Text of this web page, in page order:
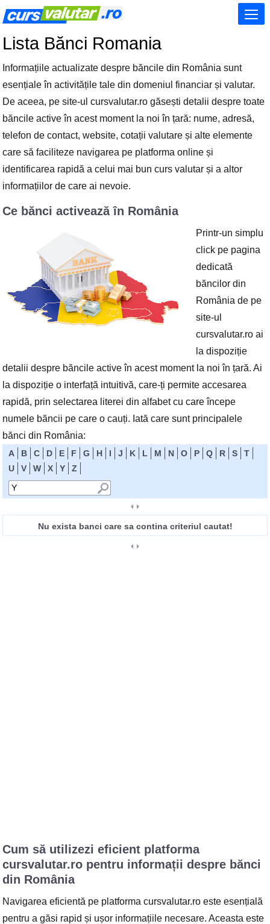
Lista Bănci Romania
Informațiile actualizate despre băncile din România sunt
esențiale în activitățile tale din domeniul financiar și valutar.
De aceea, pe site-ul cursvalutar.ro găsești detalii despre toate
băncile active în acest moment la noi în țară: nume, adresă,
telefon de contact, website, cotații valutare și alte elemente
care să faciliteze navigarea pe platforma online și
identificarea rapidă a celui mai bun curs valutar și a altor
informațiilor de care ai nevoie.
Ce bănci activează în România
Printr-un simplu
click pe pagina
dedicată
băncilor din
România de pe
site-ul
cursvalutar.ro ai
la dispoziție
detalii despre băncile active în acest moment la noi în țară. Ai
la dispoziție o interfață intuitivă, care-ți permite accesarea
rapidă, prin selectarea literei din alfabet cu care începe
numele băncii pe care o cauți. Iată care sunt principalele
bănci din România:
A B C D E F G H I J K L M N O P Q R S
T
U
V W X Y Z
Nu exista banci care sa contina criteriul cautat!
Cum să utilizezi eficient platforma
cursvalutar.ro pentru informații despre bănci
din România
Navigarea eficientă pe platforma cursvalutar.ro este esențială
pentru a găsi rapid și ușor informațiile necesare. Aceasta este